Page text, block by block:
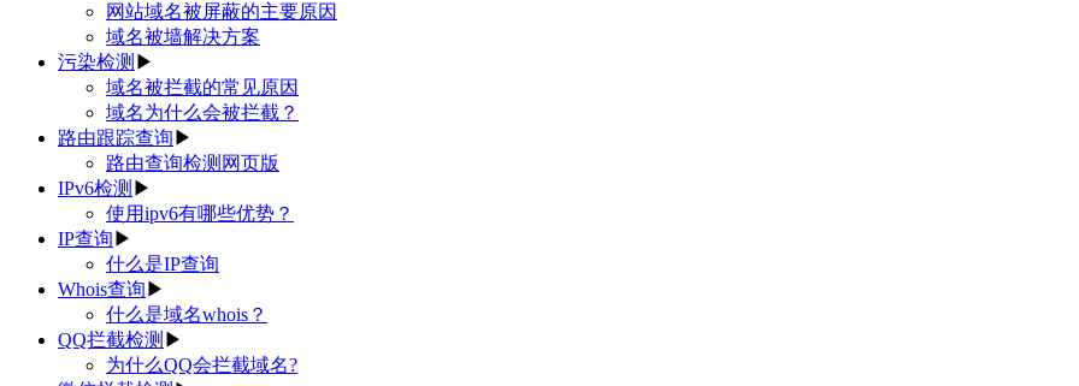
网站域名被屏蔽的主要原因
域名被墙解决方案
污染检测 ▶
域名被拦截的常见原因
域名为什么会被拦截？
路由跟踪查询 ▶
路由查询检测网页版
IPv6检测 ▶
使用ipv6有哪些优势？
IP查询 ▶
什么是IP查询
Whois查询 ▶
什么是域名whois？
QQ拦截检测 ▶
为什么QQ会拦截域名?